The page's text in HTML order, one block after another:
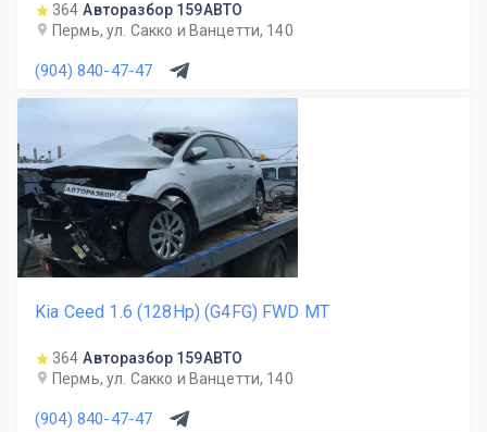
364 Авторазбор 159АВТО
Пермь, ул. Сакко и Ванцетти, 140
(904) 840-47-47
Kia Ceed 1.6 (128Hp) (G4FG) FWD MT
364 Авторазбор 159АВТО
Пермь, ул. Сакко и Ванцетти, 140
(904) 840-47-47